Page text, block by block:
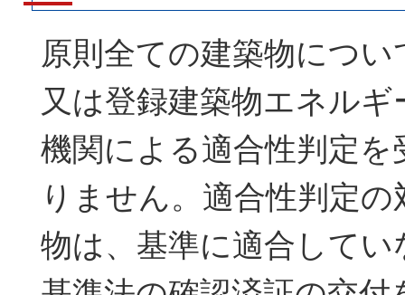
原則全ての建築物につ
又は登録建築物エネルギ
機関による適合性判定
りません。適合性判定
物は、基準に適合して